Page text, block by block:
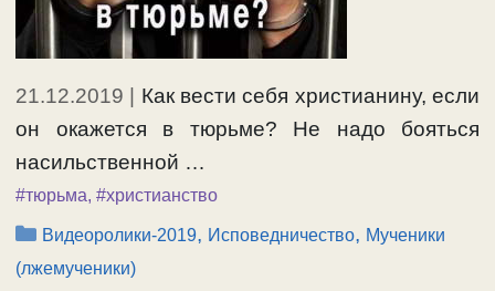
21.12.2019 | Как вести себя христианину, если
он окажется в тюрьме? Не надо бояться
насильственной …
#тюрьма, #христианство
Рубрики
Видеоролики-2019, Исповедничество, Мученики
(лжемученики)